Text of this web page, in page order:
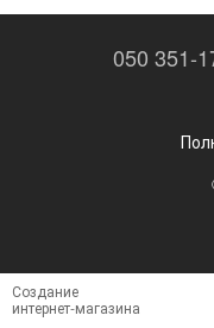
050 351-
Создание
интернет-магазина